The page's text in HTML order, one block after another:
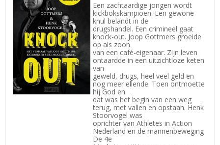
Een zachtaardige jongen wordt
kickbokskampioen. Een gewone
knul belandt in de
drugshandel. Een crimineel gaat
knock-out. Joop Gottmers groeide
op als zoon
van een café-eigenaar. Zijn leven
ontaardde in een uitzichtloze keten
van
geweld, drugs, heel veel geld en
nog meer ellende. Toen ontmoette
hij God en
dat was het begin van een weg
terug, met vallen en opstaan. Henk
Stoorvogel was
oprichter van Athletes in Action
Nederland en de mannenbeweging
De 4e